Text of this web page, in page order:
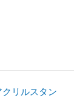
リルスタン